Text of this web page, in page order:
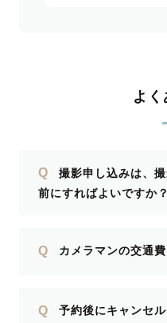
よく
Q
撮影申し込みは、
前にすればよいですか？
Q カメラマンの交通
Q
予約後にキャンセ